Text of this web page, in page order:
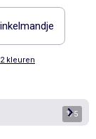
2 kleuren
1/5